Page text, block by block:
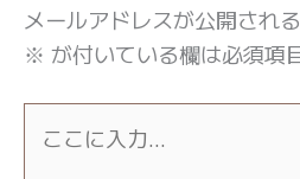
メールアドレスが公開され
※ が付いている欄は必須項